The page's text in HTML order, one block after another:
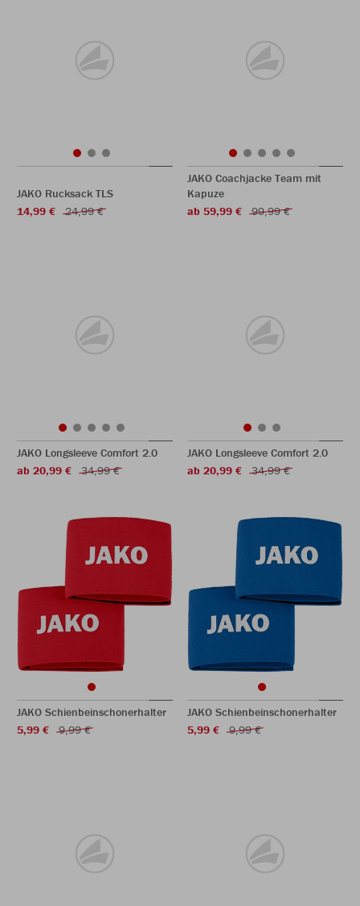
JAKO Rucksack TLS
14,99 €
24,99 €
JAKO Coachjacke Team mit
Kapuze
ab 59,99 €
99,99 €
JAKO Longsleeve Comfort 2.0
ab 20,99 €
34,99 €
JAKO Longsleeve Comfort 2.0
ab 20,99 €
34,99 €
JAKO Schienbeinschonerhalter
5,99 €
9,99 €
JAKO Schienbeinschonerhalter
5,99 €
9,99 €